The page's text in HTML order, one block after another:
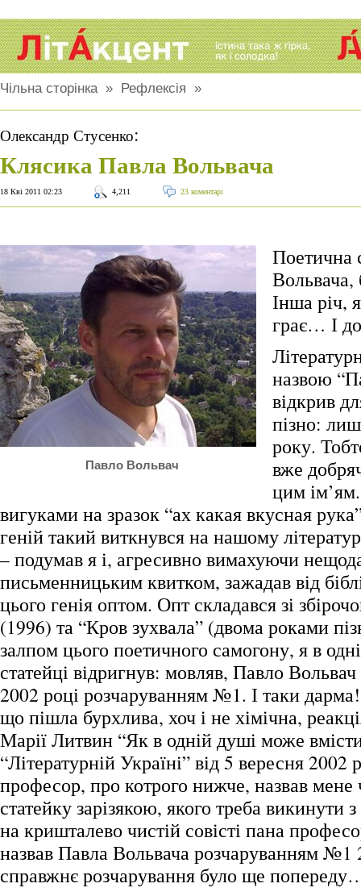
Чільна сторінка» Рефлексія »
Олександр Стусенко:
Клясика Павла Вольвача
18 Кві 2011 02:23 4,211 23 коментарі
Павло Вольвач
Поетична
Вольвача,
Інша річ,
грає… І
назвою
відкрив
пізно:
року.
вже
цим
вигуками на зразок “ах какая вкусная
геній такий виткнувся на нашому
– подумав я і, агресивно вимахуючи
письменницьким квитком, зажадав від
цього генія оптом. Опт складався зі
(1996) та “Кров зухвала” (двома роками
залпом цього поетичного самогону, я в
статейці відригнув: мовляв, Павло
2002 році розчаруванням №1. І таки
що пішла бурхлива, хоч і не хімічна,
Марії Литвин “Як в одній душі може
“Літературній Україні” від 5 вересня
професор, про котрого нижче, назвав
статейку зарізякою, якого треба викинути
на кришталево чистій совісті пана
назвав Павла Вольвача розчаруванням
справжнє розчарування було ще